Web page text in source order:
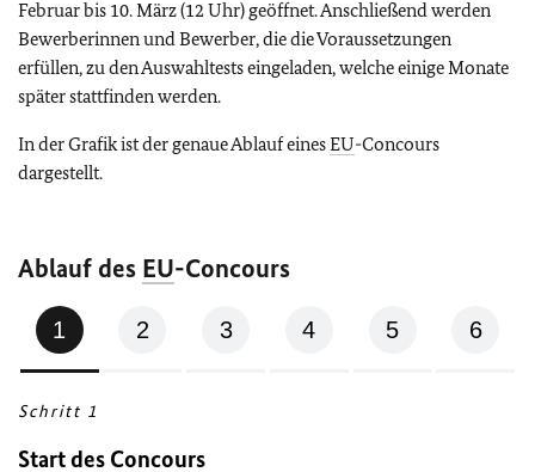
Februar bis 10. März (12 Uhr) geöffnet. Anschließend werden
Bewerberinnen und Bewerber, die die Voraussetzungen
erfüllen, zu den Auswahltests eingeladen, welche einige Monate
später stattfinden werden.
In der Grafik ist der genaue Ablauf einesEU-Concours
dargestellt.
Ablauf des EU-Concours
1
des
Concours
2
Bewerbungsdaten
hochladen
3
Vorbereitung
4
Prüfungen
absolvieren
5
Erfolgreich
geschafft?
6
Schritt 1
Start des Concours